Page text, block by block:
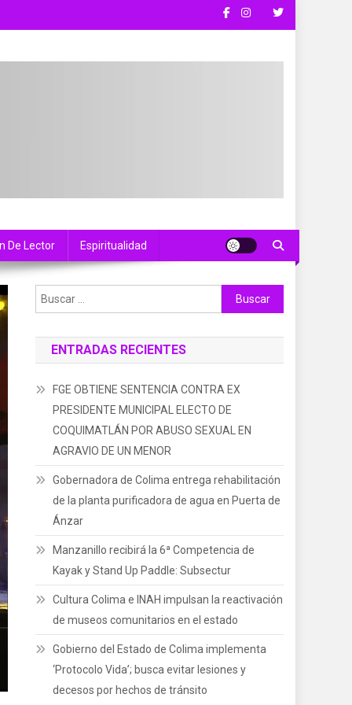
De Lector Espiritualidad
Buscar:
ENTRADAS RECIENTES
FGE OBTIENE SENTENCIA CONTRA EX
PRESIDENTE MUNICIPAL ELECTO DE
COQUIMATLÁN POR ABUSO SEXUAL EN
AGRAVIO DE UN MENOR
Gobernadora de Colima entrega rehabilitación
de la planta purificadora de agua en Puerta de
Ánzar
Manzanillo recibirá la 6ª Competencia de
Kayak y Stand Up Paddle: Subsectur
Cultura Colima e INAH impulsan la reactivación
de museos comunitarios en el estado
Gobierno del Estado de Colima implementa
‘Protocolo Vida’; busca evitar lesiones y
decesos por hechos de tránsito